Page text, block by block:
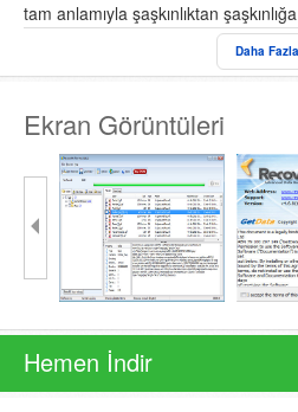
Daha
tam anlamıyla şaşkınlıktan
Files programının belki de tek
yüzün kolay kullanımı bu kusuru da
Ekran Görüntüleri
Hemen İndir